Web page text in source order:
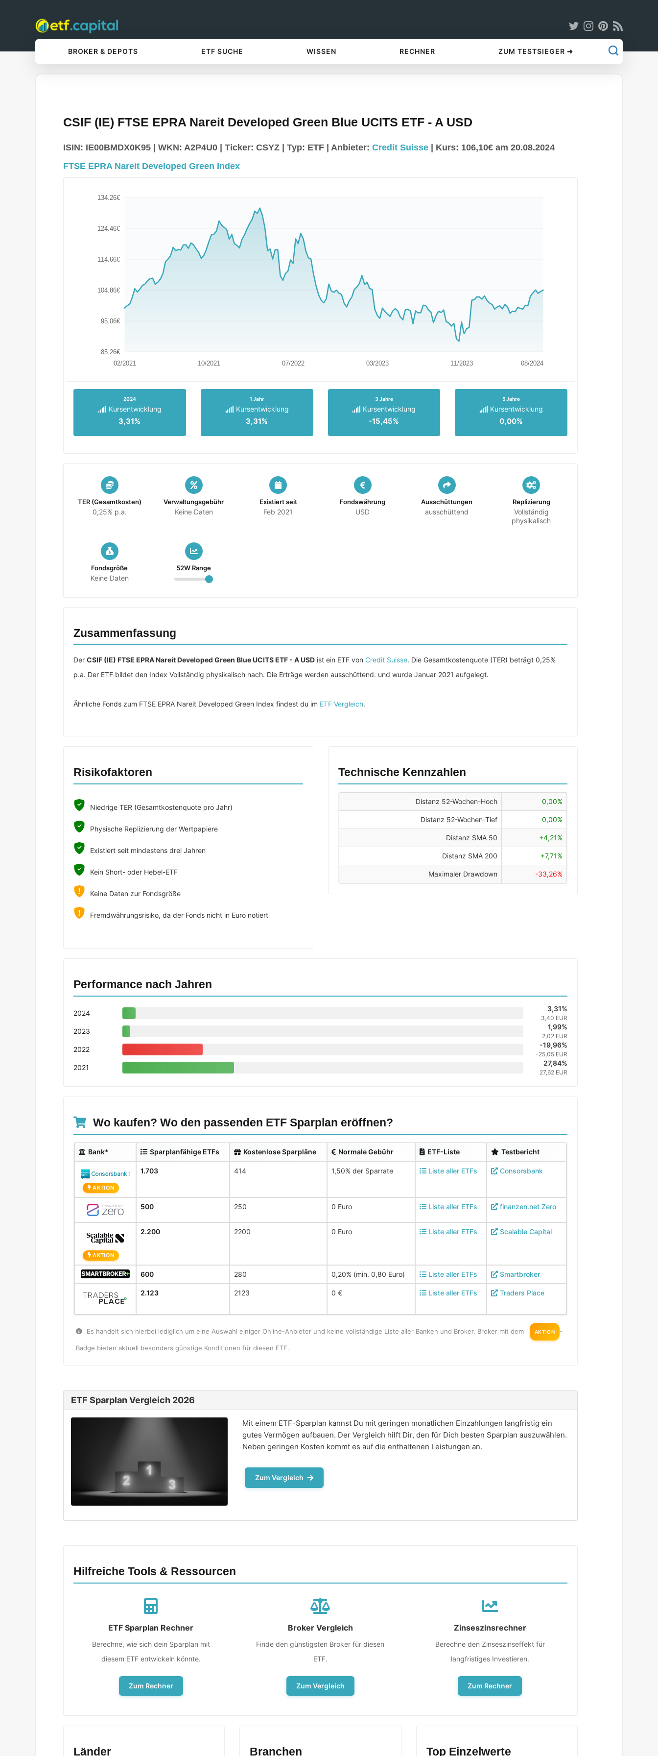
BROKER & DEPOTS ETF SUCHE WISSEN RECHNER ZUM TESTSIEGER ➜
CSIF (IE) FTSE EPRA Nareit Developed Green Blue UCITS ETF - A USD
ISIN: IE00BMDX0K95 | WKN: A2P4U0 | Ticker: CSYZ | Typ: ETF | Anbieter: Credit Suisse | Kurs: 106,10€ am 20.08.2024
FTSE EPRA Nareit Developed Green Index
85.26€
95.06€
104.86€
114.66€
124.46€
134.26€
02/2021 10/2021 07/2022 03/2023 11/2023 08/2024
2024
Kursentwicklung
3,31%
1 Jahr
Kursentwicklung
3,31%
3 Jahre
Kursentwicklung
-15,45%
5 Jahre
Kursentwicklung
0,00%
TER (Gesamtkosten)
0,25% p.a.
Verwaltungsgebühr
Keine Daten
Existiert seit
Feb 2021
Fondswährung
USD
Ausschüttungen
ausschüttend
Replizierung
Vollständig
physikalisch
Fondsgröße
Keine Daten
52W Range
Zusammenfassung
Der CSIF (IE) FTSE EPRA Nareit Developed Green Blue UCITS ETF - A USD ist ein ETF von Credit Suisse. Die Gesamtkostenquote (TER) beträgt 0,25%
p.a. Der ETF bildet den Index Vollständig physikalisch nach. Die Erträge werden ausschüttend. und wurde Januar 2021 aufgelegt.
Ähnliche Fonds zum FTSE EPRA Nareit Developed Green Index findest du im ETF Vergleich.
Risikofaktoren
Niedrige TER (Gesamtkostenquote pro Jahr)
Physische Replizierung der Wertpapiere
Existiert seit mindestens drei Jahren
Kein Short- oder Hebel-ETF
Keine Daten zur Fondsgröße
Fremdwährungsrisiko, da der Fonds nicht in Euro notiert
Technische Kennzahlen
Distanz 52-Wochen-Hoch 0,00%
Distanz 52-Wochen-Tief 0,00%
Distanz SMA 50 +4,21%
Distanz SMA 200 +7,71%
Maximaler Drawdown -33,26%
Performance nach Jahren
2024 3,31%
3,40 EUR
2023 1,99%
2,02 EUR
2022 -19,96%
-25,05 EUR
2021 27,84%
27,62 EUR
Wo kaufen? Wo den passenden ETF Sparplan eröffnen?
Bank* Sparplanfähige ETFs Kostenlose Sparpläne Normale Gebühr ETF-Liste Testbericht
AKTION
1.703 414 1,50% der Sparrate Liste aller ETFs Consorsbank
500 250 0 Euro Liste aller ETFs finanzen.net Zero
AKTION
2.200 2200 0 Euro Liste aller ETFs Scalable Capital
600 280 0,20% (min. 0,80 Euro) Liste aller ETFs Smartbroker
2.123 2123 0 € Liste aller ETFs Traders Place
Es handelt sich hierbei lediglich um eine Auswahl einiger Online-Anbieter und keine vollständige Liste aller Banken und Broker. Broker mit dem AKTION -
Badge bieten aktuell besonders günstige Konditionen für diesen ETF.
ETF Sparplan Vergleich 2026
Mit einem ETF-Sparplan kannst Du mit geringen monatlichen Einzahlungen langfristig ein
gutes Vermögen aufbauen. Der Vergleich hilft Dir, den für Dich besten Sparplan auszuwählen.
Neben geringen Kosten kommt es auf die enthaltenen Leistungen an.
Zum Vergleich
Hilfreiche Tools & Ressourcen
ETF Sparplan Rechner
Berechne, wie sich dein Sparplan mit
diesem ETF entwickeln könnte.
Zum Rechner
Broker Vergleich
Finde den günstigsten Broker für diesen
ETF.
Zum Vergleich
Zinseszinsrechner
Berechne den Zinseszinseffekt für
langfristiges Investieren.
Zum Rechner
Länder Branchen Top Einzelwerte